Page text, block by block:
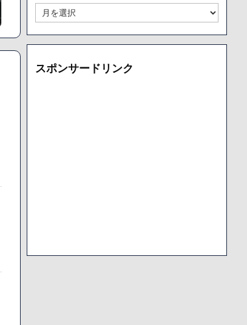
ー
カ
ブ
別
ア
ー
イ
スポンサードリンク